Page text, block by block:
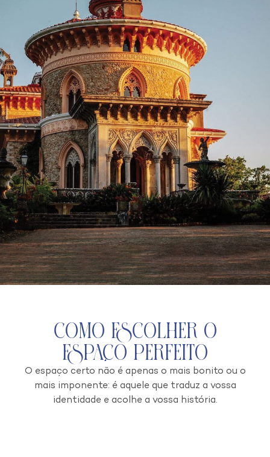
Como escolher o
espaço perfeito
O espaço certo não é apenas o mais bonito ou o
mais imponente: é aquele que traduz a vossa
identidade e acolhe a vossa história.